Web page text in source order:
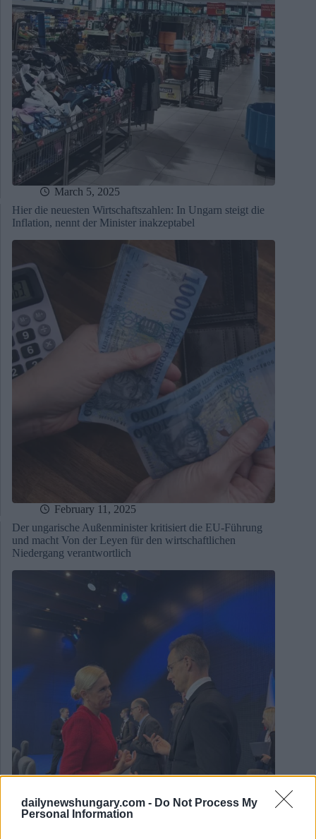
dailynewshungary.com - Do Not Process My
Personal Information
March 5, 2025
Hier die neuesten Wirtschaftszahlen: In Ungarn steigt die
Inflation, nennt der Minister inakzeptabel
February 11, 2025
Der ungarische Außenminister kritisiert die EU-Führung
und macht Von der Leyen für den wirtschaftlichen
Niedergang verantwortlich